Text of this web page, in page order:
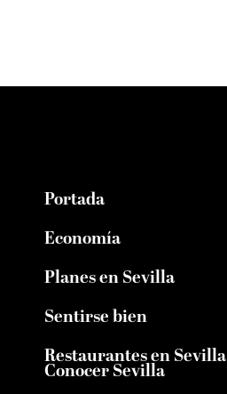
Portada
Economía
Planes en Sevilla
Sentirse bien
Restaurantes en Sevilla
Conocer Sevilla